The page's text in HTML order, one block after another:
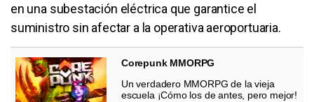
en una subestación eléctrica que garantice el
suministro sin afectar a la operativa aeroportuaria.
Corepunk MMORPG
Un verdadero MMORPG de la vieja
escuela ¡Cómo los de antes, pero mejor!